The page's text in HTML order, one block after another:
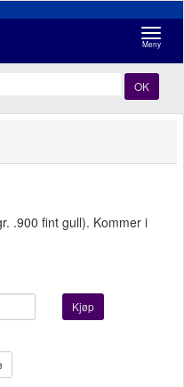
Meny
OK
.900 fint gull). Kommer i
Kjøp